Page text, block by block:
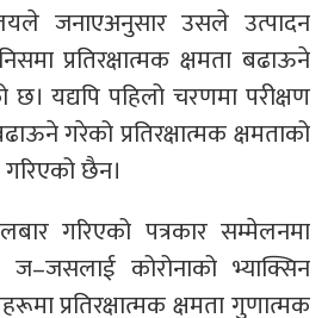
जनाएअनुसार उसले उत्पादन
प्रतिरक्षात्मक क्षमता बढाऊने
यद्यपि पहिलो चरणमा परीक्षण
गरेको प्रतिरक्षात्मक क्षमताको
छैन।
गरिएको पत्रकार सम्मेलनमा
कोरोनाको भ्याक्सिन
प्रतिरक्षात्मक क्षमता गुणात्मक